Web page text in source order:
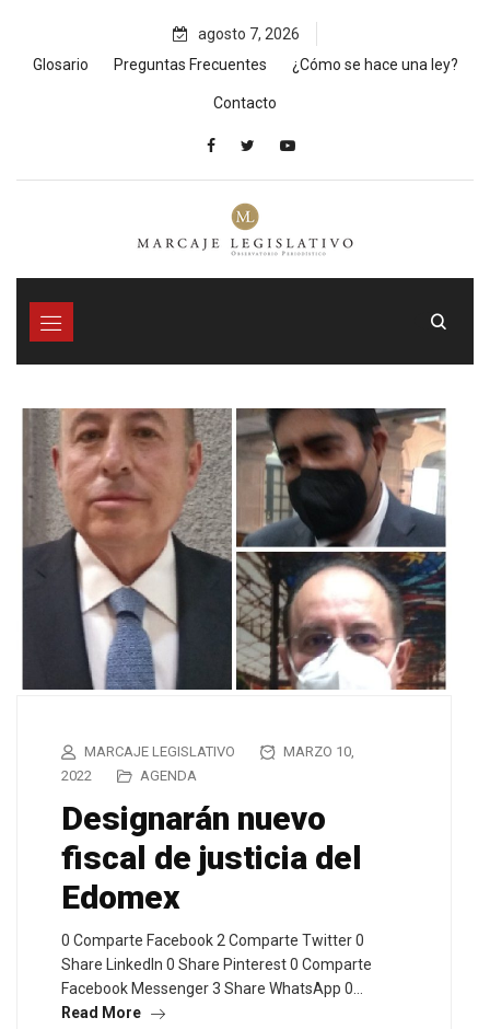
content
agosto 7, 2026
Glosario
Preguntas Frecuentes ¿Cómo se hace una ley?
Contacto
MARCAJE LEGISLATIVO
MARZO 10,
2022
AGENDA
Designarán nuevo
fiscal de justicia del
Edomex
0 Comparte Facebook 2 Comparte Twitter 0
Share LinkedIn 0 Share Pinterest 0 Comparte
Facebook Messenger 3 Share WhatsApp 0…
Read More